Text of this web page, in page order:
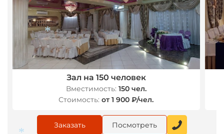
Зал на 150 человек
Вместимость: 150 чел.
Стоимость: от 1 900 ₽/чел.
Заказать Посмотреть